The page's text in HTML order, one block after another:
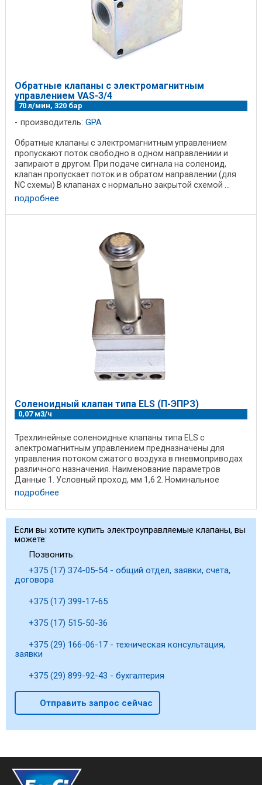
Обратные клапаны с электромагнитным
управлением VAS-3/4
70 л/мин, 320 бар
производитель: GPA
Обратные клапаны с электромагнитным управлением
пропускают поток свободно в одном направлениии и
запирают в другом. При подаче сигнала на соленоид,
клапан пропускает поток и в обратом направлении (для
NC схемы) В клапанах с нормально закрытой схемой ...
подробнее
Соленоидный клапан типа ELS (П-ЭПРЗ)
0,07 м3/ч
Трехлинейные соленоидные клапаны типа ELS с
электромагнитным управлением предназначены для
управления потоком сжатого воздуха в пневмоприводах
различного назначения. Наименование параметров
Данные 1. Условный проход, мм 1,6 2. Номинальное
давление, ...
подробнее
Если вы хотите купить электроуправляемые клапаны, вы
можете:
Позвонить:
+375 (17) 374-05-54 - общий отдел, заявки, счета,
договора
+375 (17) 399-17-65
+375 (17) 515-50-36
+375 (29) 166-06-17 - техническая консультация,
заявки
+375 (29) 899-92-43 - бухгалтерия
Отправить запрос сейчас